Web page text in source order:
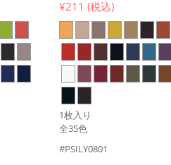
¥211 (税込)
1枚入り
全35色
#PSILY0801